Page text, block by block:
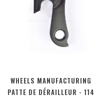
WHEELS MANUFACTURING
PATTE DE DÉRAILLEUR - 114